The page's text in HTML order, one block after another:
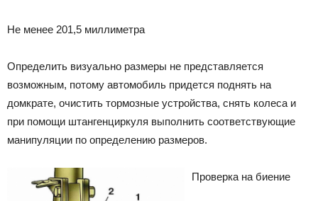
Не менее 201,5 миллиметра
Определить визуально размеры не представляется
возможным, потому автомобиль придется поднять на
домкрате, очистить тормозные устройства, снять колеса и
при помощи штангенциркуля выполнить соответствующие
манипуляции по определению размеров.
Проверка на биение